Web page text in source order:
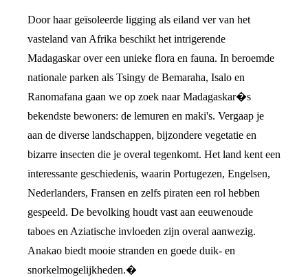
Door haar geïsoleerde ligging als eiland ver van het
vasteland van Afrika beschikt het intrigerende
Madagaskar over een unieke flora en fauna. In beroemde
nationale parken als Tsingy de Bemaraha, Isalo en
Ranomafana gaan we op zoek naar Madagaskar�s
bekendste bewoners: de lemuren en maki's. Vergaap je
aan de diverse landschappen, bijzondere vegetatie en
bizarre insecten die je overal tegenkomt. Het land kent een
interessante geschiedenis, waarin Portugezen, Engelsen,
Nederlanders, Fransen en zelfs piraten een rol hebben
gespeeld. De bevolking houdt vast aan eeuwenoude
taboes en Aziatische invloeden zijn overal aanwezig.
Anakao biedt mooie stranden en goede duik- en
snorkelmogelijkheden.�